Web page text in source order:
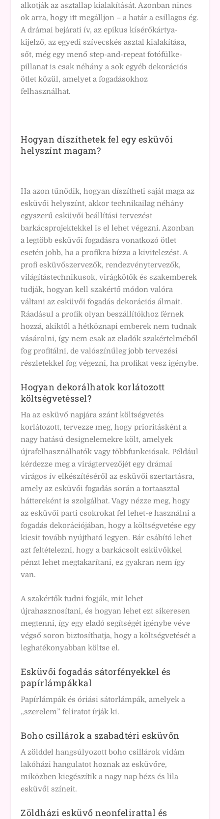
alkotják az asztallap kialakítását. Azonban nincs
ok arra, hogy itt megálljon – a határ a csillagos ég.
A drámai bejárati ív, az epikus kísérőkártya-
kijelző, az egyedi szívecskés asztal kialakítása,
sőt, még egy menő step-and-repeat fotófülke-
pillanat is csak néhány a sok egyéb dekorációs
ötlet közül, amelyet a fogadásokhoz
felhasználhat.
Hogyan díszíthetek fel egy esküvői
helyszínt magam?
Ha azon tűnődik, hogyan díszítheti saját maga az
esküvői helyszínt, akkor technikailag néhány
egyszerű esküvői beállítási tervezést
barkácsprojektekkel is el lehet végezni. Azonban
a legtöbb esküvői fogadásra vonatkozó ötlet
esetén jobb, ha a profikra bízza a kivitelezést. A
profi esküvőszervezők, rendezvénytervezők,
világítástechnikusok, virágkötők és szakemberek
tudják, hogyan kell szakértő módon valóra
váltani az esküvői fogadás dekorációs álmait.
Ráadásul a profik olyan beszállítókhoz férnek
hozzá, akiktől a hétköznapi emberek nem tudnak
vásárolni, így nem csak az eladók szakértelméből
fog profitálni, de valószínűleg jobb tervezési
részletekkel fog végezni, ha profikat vesz igénybe.
Hogyan dekorálhatok korlátozott
költségvetéssel?
Ha az esküvő napjára szánt költségvetés
korlátozott, tervezze meg, hogy prioritásként a
nagy hatású designelemekre költ, amelyek
újrafelhasználhatók vagy többfunkciósak. Például
kérdezze meg a virágtervezőjét egy drámai
virágos ív elkészítéséről az esküvői szertartásra,
amely az esküvői fogadás során a tortaasztal
háttereként is szolgálhat. Vagy nézze meg, hogy
az esküvői parti csokrokat fel lehet-e használni a
fogadás dekorációjában, hogy a költségvetése egy
kicsit tovább nyújtható legyen. Bár csábító lehet
azt feltételezni, hogy a barkácsolt esküvőkkel
pénzt lehet megtakarítani, ez gyakran nem így
van.
A szakértők tudni fogják, mit lehet
újrahasznosítani, és hogyan lehet ezt sikeresen
megtenni, így egy eladó segítségét igénybe véve
végső soron biztosíthatja, hogy a költségvetését a
leghatékonyabban költse el.
Esküvői fogadás sátorfényekkel és
papírlámpákkal
Papírlámpák és óriási sátorlámpák, amelyek a
„szerelem” feliratot írják ki.
Boho csillárok a szabadtéri esküvőn
A zölddel hangsúlyozott boho csillárok vidám
lakóházi hangulatot hoznak az esküvőre,
miközben kiegészítik a nagy nap bézs és lila
esküvői színeit.
Zöldházi esküvő neonfelirattal és